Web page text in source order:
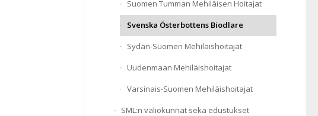
Suomen Tumman Mehiläisen Hoitajat
Svenska Österbottens Biodlare
Sydän-Suomen Mehiläishoitajat
Uudenmaan Mehiläishoitajat
Varsinais-Suomen Mehiläishoitajat
SML:n valiokunnat sekä edustukset